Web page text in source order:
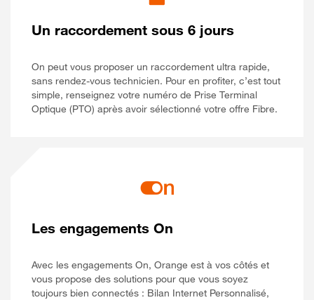
Un raccordement sous 6 jours
On peut vous proposer un raccordement ultra rapide,
sans rendez-vous technicien. Pour en profiter, c’est tout
simple, renseignez votre numéro de Prise Terminal
Optique (PTO) après avoir sélectionné votre offre Fibre.
Les engagements On
Avec les engagements On, Orange est à vos côtés et
vous propose des solutions pour que vous soyez
toujours bien connectés : Bilan Internet Personnalisé,